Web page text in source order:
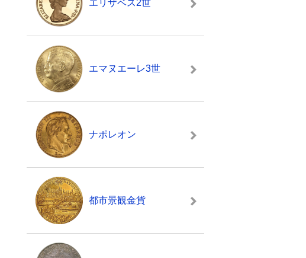
エリザベス2世
エマヌエーレ3世
ナポレオン
都市景観金貨